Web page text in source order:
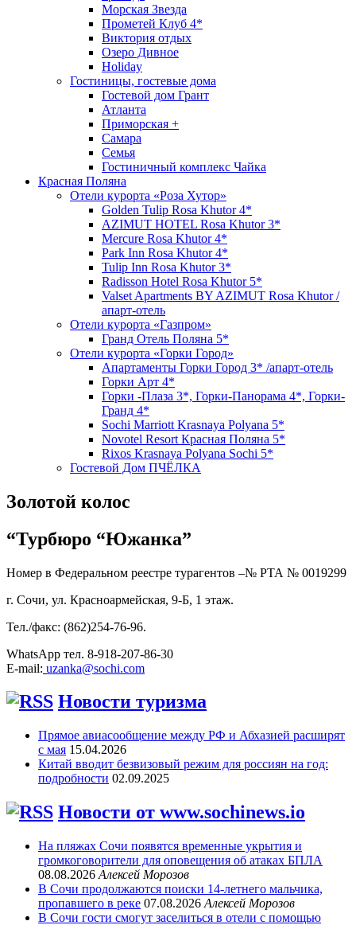
Морская Звезда
Прометей Клуб 4*
Виктория отдых
Озеро Дивное
Holiday
Гостиницы, гостевые дома
Гостевой дом Грант
Атланта
Приморская +
Самара
Семья
Гостиничный комплекс Чайка
Красная Поляна
Отели курорта «Роза Хутор»
Golden Tulip Rosa Khutor 4*
AZIMUT HOTEL Rosa Khutor 3*
Mercure Rosa Khutor 4*
Park Inn Rosa Khutor 4*
Tulip Inn Rosa Khutor 3*
Radisson Hotel Rosa Khutor 5*
Valset Apartments BY AZIMUT Rosa Khutor /
апарт-отель
Отели курорта «Газпром»
Гранд Отель Поляна 5*
Отели курорта «Горки Город»
Апартаменты Горки Город 3* /апарт-отель
Горки Арт 4*
Горки -Плаза 3*, Горки-Панорама 4*, Горки-
Гранд 4*
Sochi Marriott Krasnaya Polyana 5*
Novotel Resort Красная Поляна 5*
Rixos Krasnaya Polyana Sochi 5*
Гостевой Дом ПЧЁЛКА
Золотой колос
“Турбюро “Южанка”
Номер в Федеральном реестре турагентов –№ РТА № 0019299
г. Сочи, ул. Красноармейская, 9-Б, 1 этаж.
Тел./факс: (862)254-76-96.
WhatsApp тел. 8-918-207-86-30
E-mail: uzanka@sochi.com
Новости туризма
Прямое авиасообщение между РФ и Абхазией расширят
с мая 15.04.2026
Китай вводит безвизовый режим для россиян на год:
подробности 02.09.2025
Новости от www.sochinews.io
На пляжах Сочи появятся временные укрытия и
громкоговорители для оповещения об атаках БПЛА
08.08.2026 Алексей Морозов
В Сочи продолжаются поиски 14-летнего мальчика,
пропавшего в реке 07.08.2026 Алексей Морозов
В Сочи гости смогут заселиться в отели с помощью